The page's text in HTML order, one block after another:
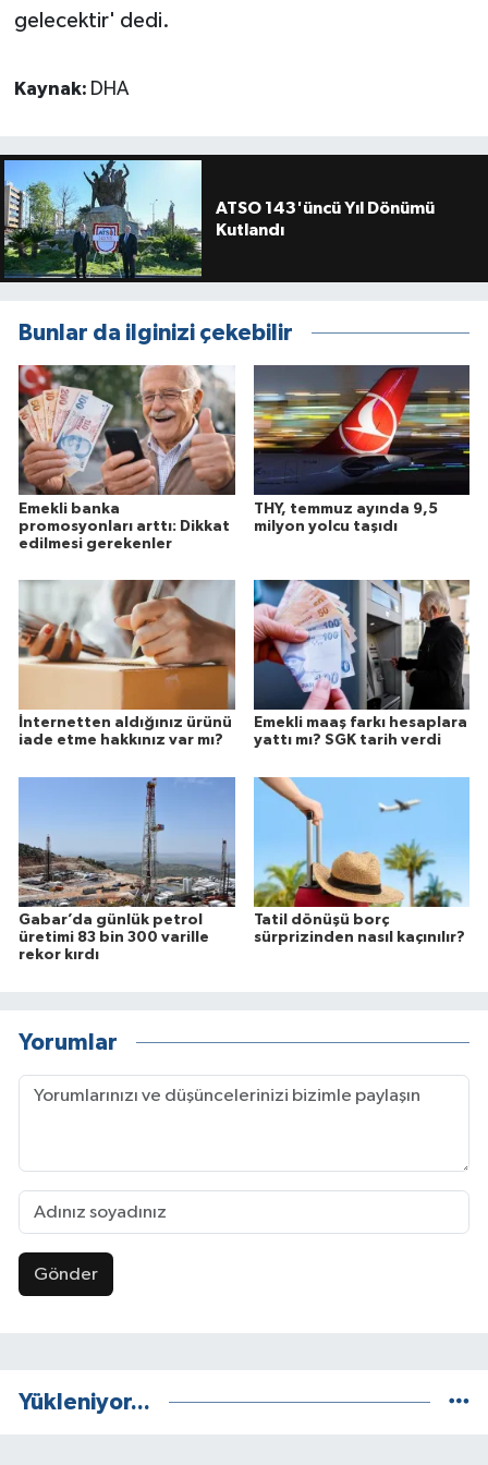
gelecektir' dedi.
Kaynak: DHA
ATSO 143'üncü Yıl Dönümü
Kutlandı
Bunlar da ilginizi çekebilir
Emekli banka
promosyonları arttı: Dikkat
edilmesi gerekenler
THY, temmuz ayında 9,5
milyon yolcu taşıdı
İnternetten aldığınız ürünü
iade etme hakkınız var mı?
Emekli maaş farkı hesaplara
yattı mı? SGK tarih verdi
Gabar’da günlük petrol
üretimi 83 bin 300 varille
rekor kırdı
Tatil dönüşü borç
sürprizinden nasıl kaçınılır?
Yorumlar
Gönder
Yükleniyor...